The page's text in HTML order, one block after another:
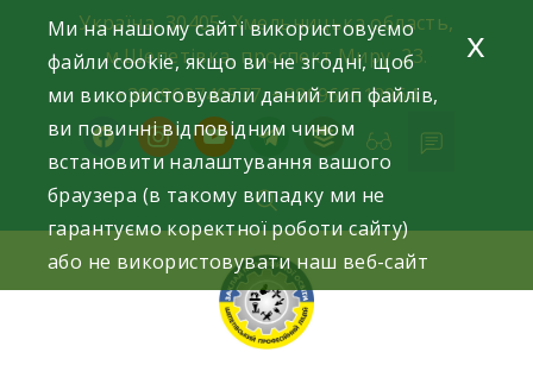
content
Україна, 30405, Хмельницька область,
м.Шепетівка, проспект Миру, 23.
+380963740577, +380966512964
facebookinstagramyoutubetelegram
buffer
Ми на нашому сайті використовуємо
файли cookie, якщо ви не згодні, щоб
ми використовували даний тип файлів,
ви повинні відповідним чином
встановити налаштування вашого
браузера (в такому випадку ми не
гарантуємо коректної роботи сайту)
або не використовувати наш веб-сайт
x